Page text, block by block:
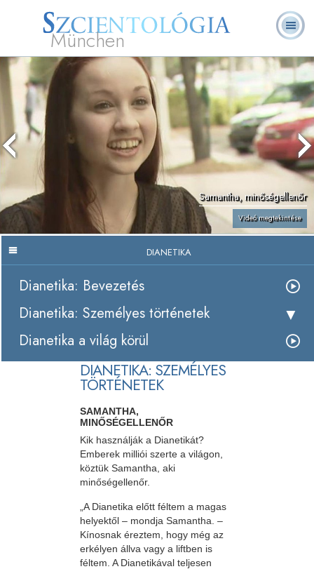
München
L. Ron Hubbard Mi a Szcientológia? Önkéntes lelkészek GYIK Könyvek
Samantha, minőségellenőr
Videó megtekintése
DIANETIKA
Dianetika: Bevezetés
Dianetika: Személyes történetek
Dianetika a világ körül
DIANETIKA: SZEMÉLYES
TÖRTÉNETEK
SAMANTHA,
MINŐSÉGELLENŐR
Kik használják a Dianetikát?
Emberek milliói szerte a világon,
köztük Samantha, aki
minőségellenőr.
„A Dianetika előtt féltem a magas
helyektől – mondja Samantha. –
Kínosnak éreztem, hogy még az
erkélyen állva vagy a liftben is
féltem. A Dianetikával teljesen